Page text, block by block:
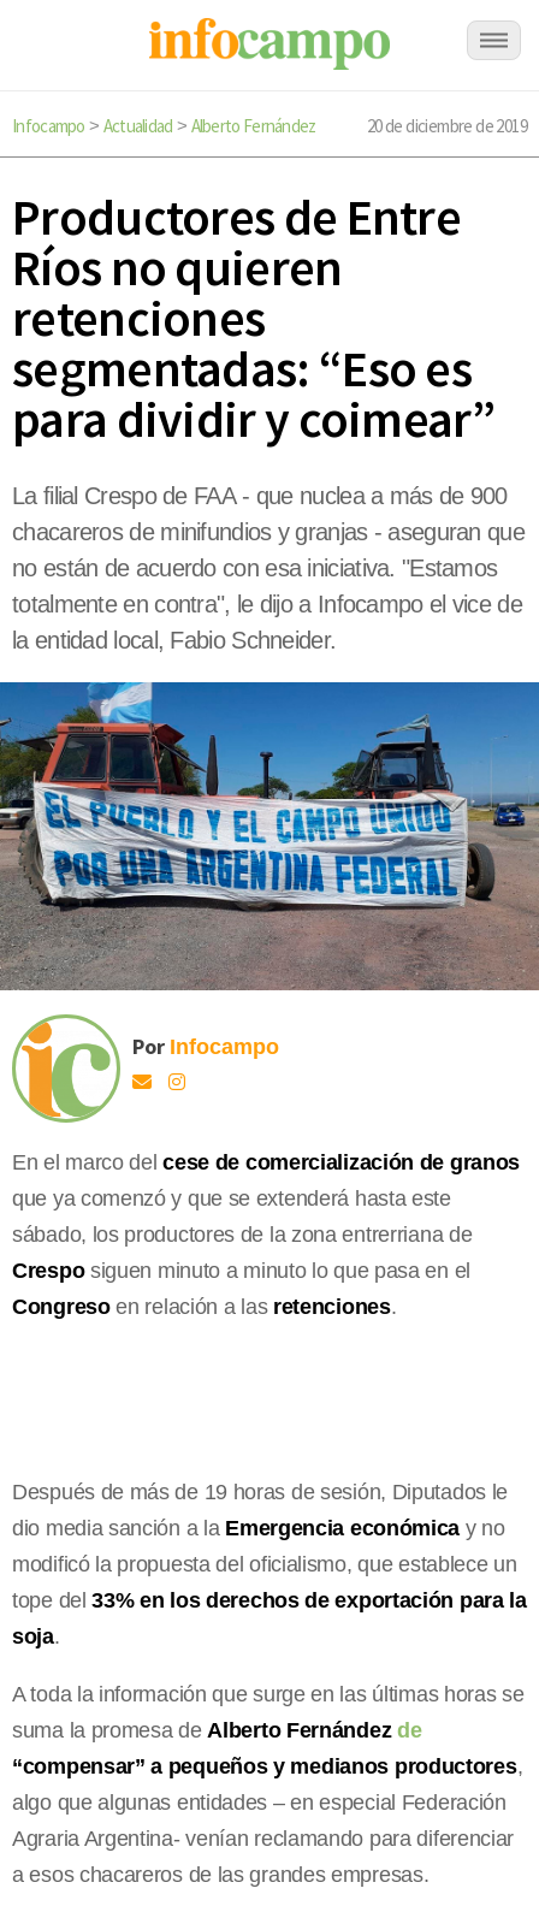
Infocampo > Actualidad > Alberto Fernández 20 de diciembre de 2019
Productores de Entre
Ríos no quieren
retenciones
segmentadas: “Eso es
para dividir y coimear”
La filial Crespo de FAA - que nuclea a más de 900
chacareros de minifundios y granjas - aseguran que
no están de acuerdo con esa iniciativa. "Estamos
totalmente en contra", le dijo a Infocampo el vice de
la entidad local, Fabio Schneider.
Por Infocampo
En el marco delcese de comercialización de granos
que ya comenzó y que se extenderá hasta este
sábado, los productores de la zona entrerriana de
Cresposiguen minuto a minuto lo que pasa en el
Congresoen relación a lasretenciones.
Después de más de 19 horas de sesión, Diputados le
dio media sanción a la Emergencia económica y no
modificó la propuesta del oficialismo, que establece un
tope del 33% en los derechos de exportación para la
soja.
A toda la información que surge en las últimas horas se
suma la promesa de Alberto Fernándezde
“compensar” a pequeños y medianos productores,
algo que algunas entidades – en especial Federación
Agraria Argentina- venían reclamando para diferenciar
a esos chacareros de las grandes empresas.